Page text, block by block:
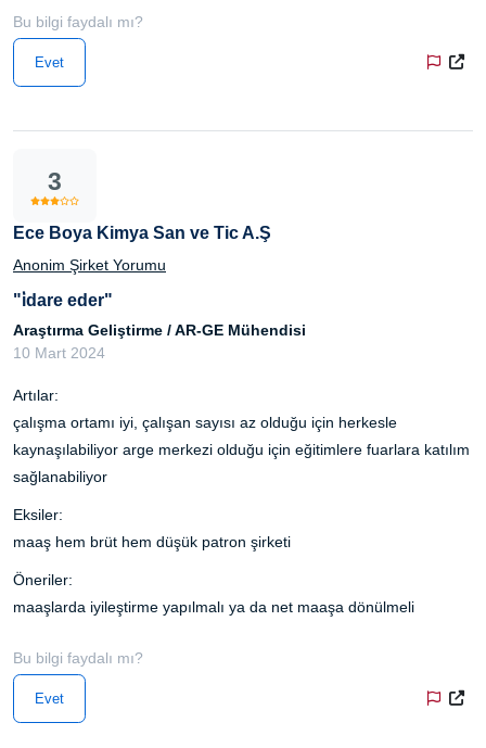
Bu bilgi faydalı mı?
Evet
3
Ece Boya Kimya San ve Tic A.Ş
Anonim Şirket Yorumu
"i̇dare eder"
Araştırma Geliştirme / AR-GE Mühendisi
10 Mart 2024
Artılar:
çalışma ortamı iyi, çalışan sayısı az olduğu için herkesle
kaynaşılabiliyor arge merkezi olduğu için eğitimlere fuarlara katılım
sağlanabiliyor
Eksiler:
maaş hem brüt hem düşük patron şirketi
Öneriler:
maaşlarda iyileştirme yapılmalı ya da net maaşa dönülmeli
Bu bilgi faydalı mı?
Evet